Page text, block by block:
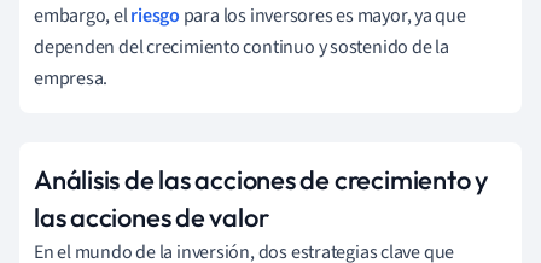
embargo, elriesgo para los inversores es mayor, ya que
dependen del crecimiento continuo y sostenido de la
empresa.
Análisis de las acciones de crecimiento y
las acciones de valor
En el mundo de la inversión, dos estrategias clave que